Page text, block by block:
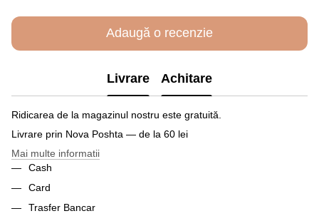
Adaugă o recenzie
Livrare Achitare
Ridicarea de la magazinul nostru este gratuită.
Livrare prin Nova Poshta — de la 60 lei
Mai multe informatii
Cash
Card
Trasfer Bancar